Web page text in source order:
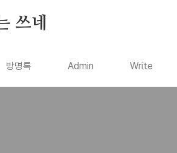
쓰네
방명록 Admin Write